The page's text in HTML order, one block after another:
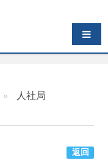
导航切换
电话：0908-